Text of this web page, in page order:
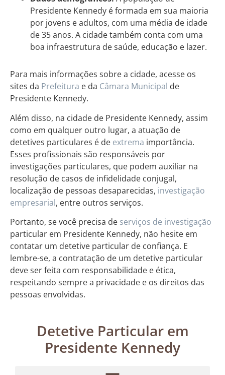
Presidente Kennedy é formada em sua maioria
por jovens e adultos, com uma média de idade
de 35 anos. A cidade também conta com uma
boa infraestrutura de saúde, educação e lazer.
Para mais informações sobre a cidade, acesse os
sites da Prefeitura e da Câmara Municipal de
Presidente Kennedy.
Além disso, na cidade de Presidente Kennedy, assim
como em qualquer outro lugar, a atuação de
detetives particulares é de extrema importância.
Esses profissionais são responsáveis por
investigações particulares, que podem auxiliar na
resolução de casos de infidelidade conjugal,
localização de pessoas desaparecidas, investigação
empresarial, entre outros serviços.
Portanto, se você precisa de serviços de investigação
particular em Presidente Kennedy, não hesite em
contatar um detetive particular de confiança. E
lembre-se, a contratação de um detetive particular
deve ser feita com responsabilidade e ética,
respeitando sempre a privacidade e os direitos das
pessoas envolvidas.
Detetive Particular em
Presidente Kennedy